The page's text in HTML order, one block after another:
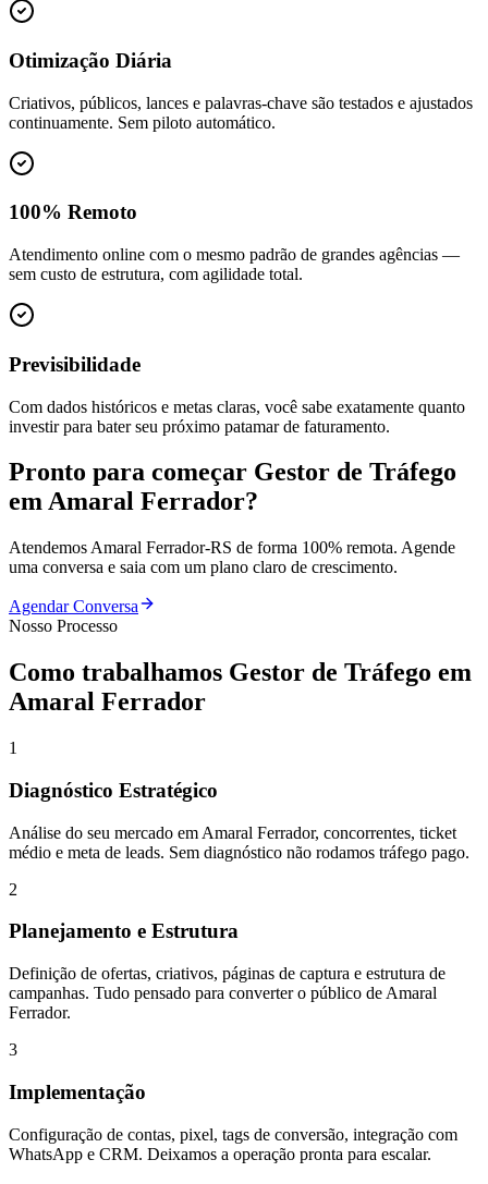
Otimização Diária
Criativos, públicos, lances e palavras-chave são testados e ajustados
continuamente. Sem piloto automático.
100% Remoto
Atendimento online com o mesmo padrão de grandes agências —
sem custo de estrutura, com agilidade total.
Previsibilidade
Com dados históricos e metas claras, você sabe exatamente quanto
investir para bater seu próximo patamar de faturamento.
Pronto para começar Gestor de Tráfego
emAmaral Ferrador?
Atendemos Amaral Ferrador-RS de forma 100% remota. Agende
uma conversa e saia com um plano claro de crescimento.
Agendar Conversa
Nosso Processo
Como trabalhamos Gestor de Tráfego em
Amaral Ferrador
1
Diagnóstico Estratégico
Análise do seu mercado em Amaral Ferrador, concorrentes, ticket
médio e meta de leads. Sem diagnóstico não rodamos tráfego pago.
2
Planejamento e Estrutura
Definição de ofertas, criativos, páginas de captura e estrutura de
campanhas. Tudo pensado para converter o público de Amaral
Ferrador.
3
Implementação
Configuração de contas, pixel, tags de conversão, integração com
WhatsApp e CRM. Deixamos a operação pronta para escalar.